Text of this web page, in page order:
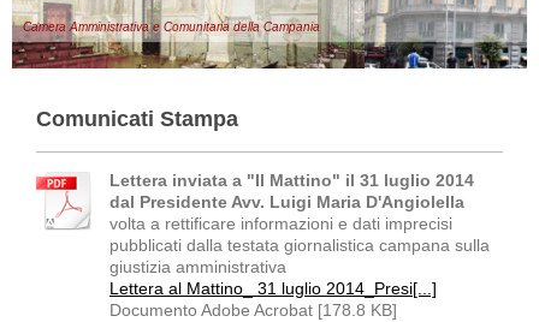
Camera Amministrativa e Comunitaria della Campania
Comunicati Stampa
Lettera inviata a "Il Mattino" il 31 luglio 2014
dal Presidente Avv. Luigi Maria D'Angiolella
volta a rettificare informazioni e dati imprecisi
pubblicati dalla testata giornalistica campana sulla
giustizia amministrativa
Lettera al Mattino_ 31 luglio 2014_Presi[...]
Documento Adobe Acrobat [178.8 KB]